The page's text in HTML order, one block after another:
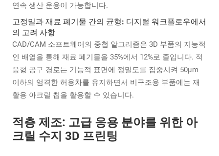
연속 생산 운용이 가능합니다.
고정밀과 재료 폐기물 간의 균형: 디지털 워크플로우에서
의 고려 사항
CAD/CAM 소프트웨어의 중첩 알고리즘은 3D 부품의 지능적
인 배열을 통해 재료 폐기물을 35%에서 12%로 줄입니다. 적
응형 공구 경로는 기능적 표면에 정밀도를 집중시켜 50μm
이하의 엄격한 허용차를 유지하면서 비구조용 부품에는 재
활용 아크릴 칩을 활용할 수 있습니다.
적층 제조: 고급 응용 분야를 위한 아
크릴 수지 3D 프린팅